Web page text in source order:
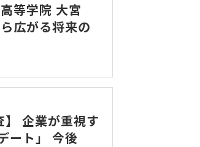
等学院 大宮
広がる将来の
】 企業が重視す
ート」 今後